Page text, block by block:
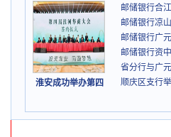
淮安成功举办第四
邮储银行合
邮储银行凉
邮储银行广
邮储银行资
省分行与广
顺庆区支行